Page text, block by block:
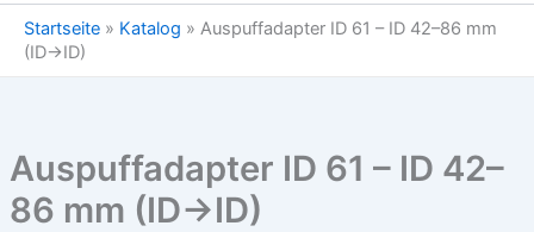
Startseite » Katalog » Auspuffadapter ID 61 – ID 42–86 mm
(ID→ID)
Auspuffadapter ID 61 – ID 42–
86 mm (ID→ID)